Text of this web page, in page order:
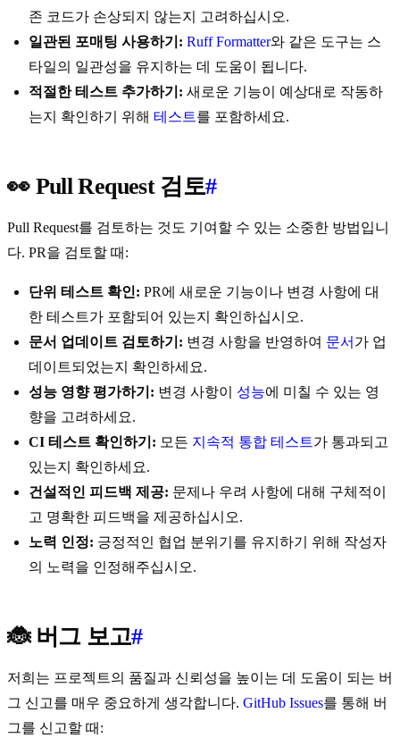
존 코드가 손상되지 않는지 고려하십시오.
일관된 포매팅 사용하기: Ruff Formatter와 같은 도구는 스
타일의 일관성을 유지하는 데 도움이 됩니다.
적절한 테스트 추가하기: 새로운 기능이 예상대로 작동하
는지 확인하기 위해 테스트를 포함하세요.
👀 Pull Request 검토#
Pull Request를 검토하는 것도 기여할 수 있는 소중한 방법입니
다. PR을 검토할 때:
단위 테스트 확인: PR에 새로운 기능이나 변경 사항에 대
한 테스트가 포함되어 있는지 확인하십시오.
문서 업데이트 검토하기: 변경 사항을 반영하여 문서 가 업
데이트되었는지 확인하세요.
성능 영향 평가하기: 변경 사항이 성능에 미칠 수 있는 영
향을 고려하세요.
CI 테스트 확인하기: 모든 지속적 통합 테스트가 통과되고
있는지 확인하세요.
건설적인 피드백 제공: 문제나 우려 사항에 대해 구체적이
고 명확한 피드백을 제공하십시오.
노력 인정: 긍정적인 협업 분위기를 유지하기 위해 작성자
의 노력을 인정해주십시오.
🐞 버그 보고#
저희는 프로젝트의 품질과 신뢰성을 높이는 데 도움이 되는 버
그 신고를 매우 중요하게 생각합니다. GitHub Issues를 통해 버
그를 신고할 때: